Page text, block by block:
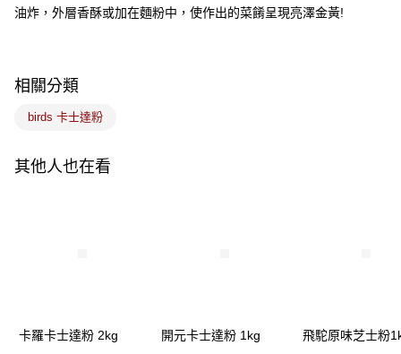
Google Pay
ATM付款
7-11取貨(5kg以內，尺寸不超過90cm)
油炸，外層香酥或加在麵粉中，使作出的菜餚呈現亮澤金黃!
相關分類
birds 卡士達粉
其他人也在看
卡羅卡士達粉 2kg 開元卡士達粉 1kg 飛駝原味芝士粉